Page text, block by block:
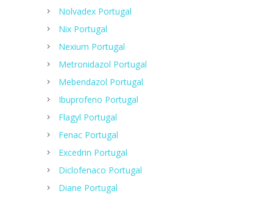
Nolvadex Portugal
Nix Portugal
Nexium Portugal
Metronidazol Portugal
Mebendazol Portugal
Ibuprofeno Portugal
Flagyl Portugal
Fenac Portugal
Excedrin Portugal
Diclofenaco Portugal
Diane Portugal